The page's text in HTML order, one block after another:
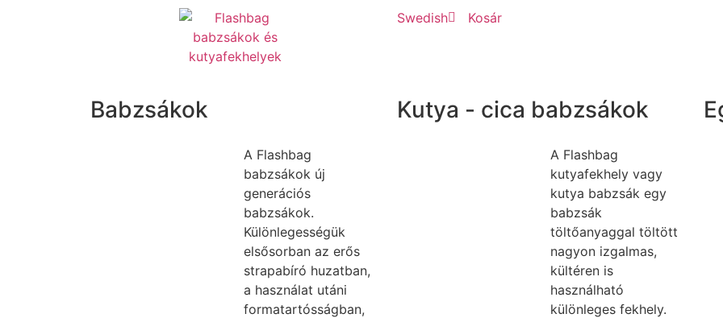
Swedish Kosár
Babzsákok
A Flashbag
babzsákok új
generációs
babzsákok.
Különlegességük
elsősorban az erős
strapabíró huzatban,
a használat utáni
formatartósságban,
Kutya - cica babzsákok
A Flashbag
kutyafekhely vagy
kutya babzsák egy
babzsák
töltőanyaggal töltött
nagyon izgalmas,
kültéren is
használható
különleges fekhely.